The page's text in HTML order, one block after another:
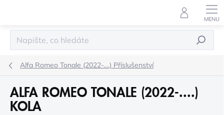
HLEDAT
Alfa Romeo Tonale (2022-....) Příslušenství
ALFA ROMEO TONALE (2022-....)
KOLA